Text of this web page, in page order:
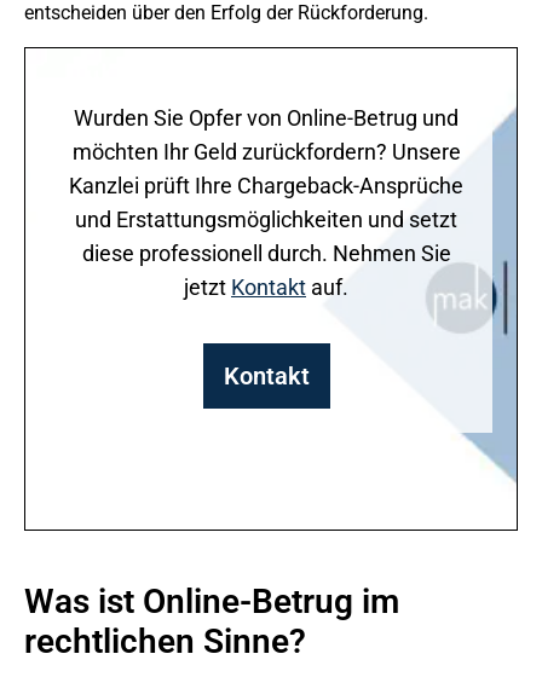
entscheiden über den Erfolg der Rückforderung.
Wurden Sie Opfer von Online-Betrug und
möchten Ihr Geld zurückfordern? Unsere
Kanzlei prüft Ihre Chargeback-Ansprüche
und Erstattungsmöglichkeiten und setzt
diese professionell durch. Nehmen Sie
jetzt Kontakt auf.
Kontakt
Was ist Online-Betrug im
rechtlichen Sinne?